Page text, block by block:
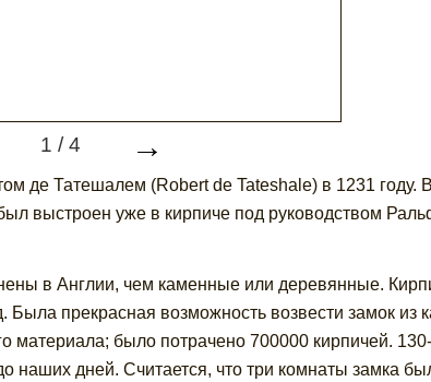
1 /4 →
де Татешалем (Robert de Tateshale) в 1231 году.
выстроен уже в кирпиче под руководством
в Англии, чем каменные или деревянные.
Была прекрасная возможность возвести замок из
материала; было потрачено 700000 кирпичей.
наших дней. Считается, что три комнаты замка